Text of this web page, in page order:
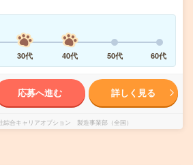
30代 40代 50代 60代
応募へ進む 詳しく見る
綜合キャリアオプション 製造事業部（全国）